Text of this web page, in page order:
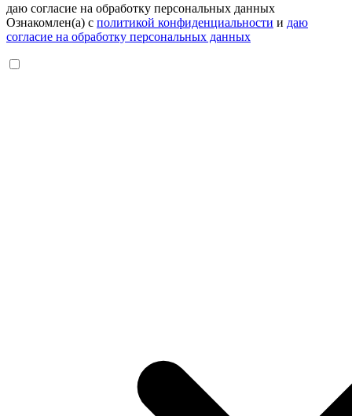
даю согласие на обработку персональных данных
Ознакомлен(а) с политикой конфиденциальности и даю
согласие на обработку персональных данных